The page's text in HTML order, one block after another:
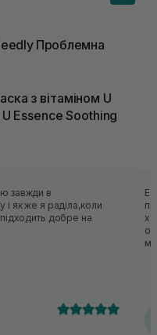
Проблемна
з вітаміном U
Essence Soothing
завжди в
і як же я раділа,коли
добре на